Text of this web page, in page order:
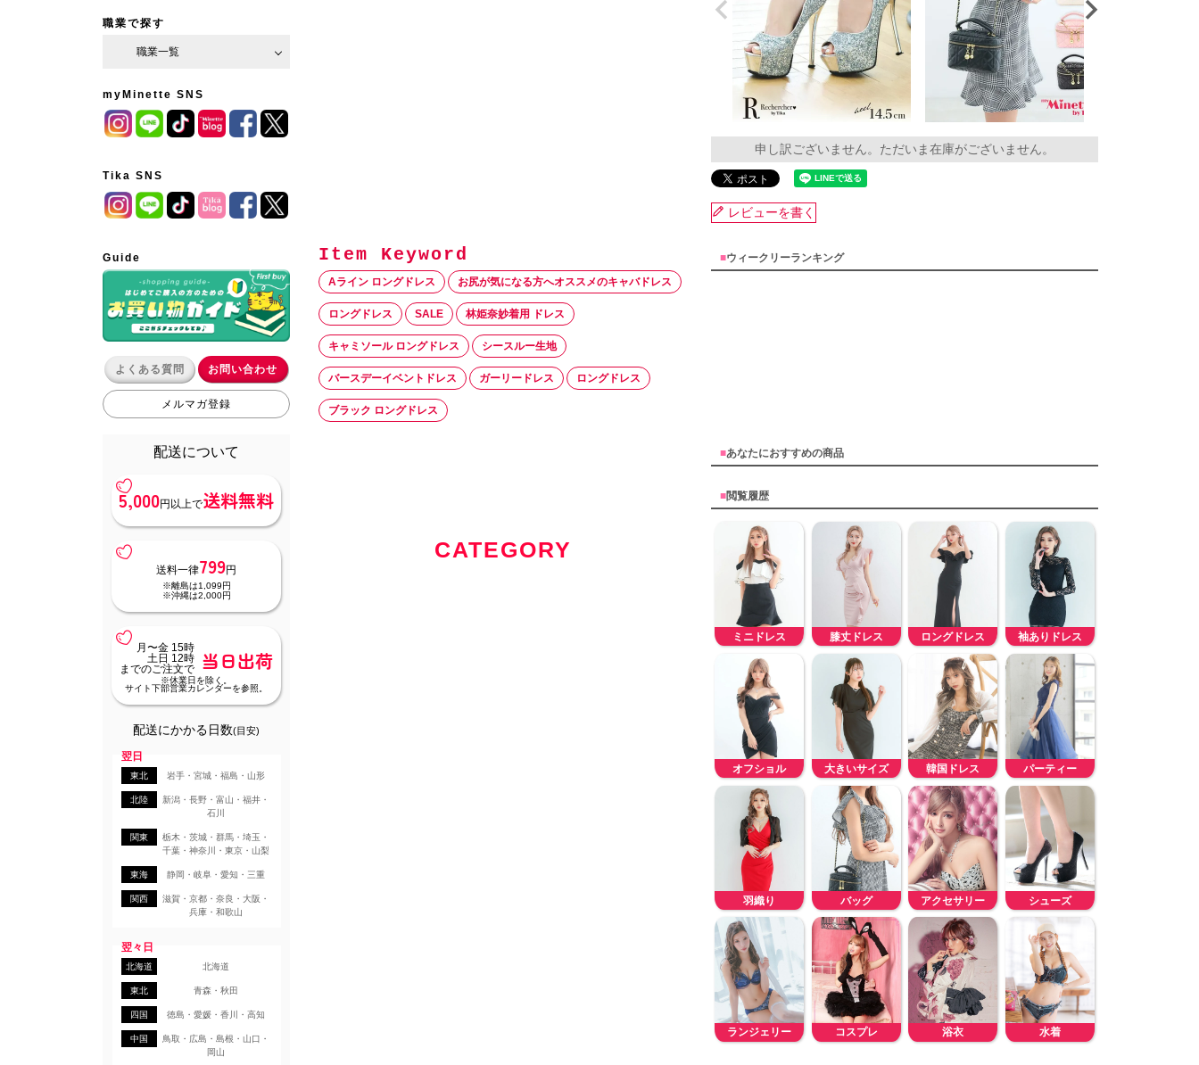
職業で探す
職業一覧
myMinette SNS
Tika SNS
Guide
よくある質問 お問い合わせ
メルマガ登録
配送について
5,000円以上で送料無料
送料一律799円
※離島は1,099円
※沖縄は2,000円
月〜金 15時
土日 12時
までのご注文で
当日出荷
※休業日を除く。
サイト下部営業カレンダーを参照。
配送にかかる日数(目安)
翌日
東北 岩手・宮城・福島・山形
北陸
新潟・長野・富山・福井・
石川
関東
栃木・茨城・群馬・埼玉・
千葉・神奈川・東京・山梨
東海 静岡・岐阜・愛知・三重
関西
滋賀・京都・奈良・大阪・
兵庫・和歌山
翌々日
北海道 北海道
東北 青森・秋田
四国 徳島・愛媛・香川・高知
中国
鳥取・広島・島根・山口・
岡山
申し訳ございません。ただいま在庫がございません。
レビューを書く
Aライン ロングドレス お尻が気になる方へオススメのキャバドレス
ロングドレス SALE 林姫奈妙着用 ドレス
キャミソール ロングドレス シースルー生地
バースデーイベントドレス ガーリードレス ロングドレス
ブラック ロングドレス
■ウィークリーランキング
■あなたにおすすめの商品
■閲覧履歴
CATEGORY
ミニドレス 膝丈ドレス ロングドレス 袖ありドレス
オフショル 大きいサイズ 韓国ドレス パーティー
羽織り バッグ アクセサリー シューズ
ランジェリー コスプレ 浴衣 水着